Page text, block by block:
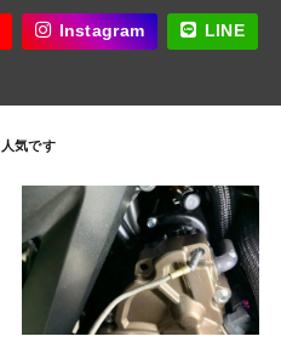
Instagram LINE